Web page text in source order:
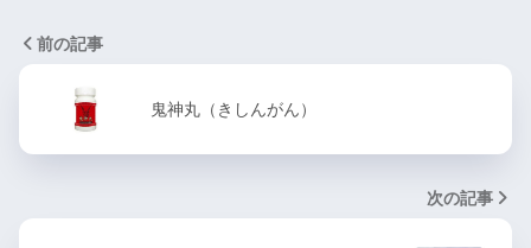
前の記事
鬼神丸（きしんがん）
次の記事